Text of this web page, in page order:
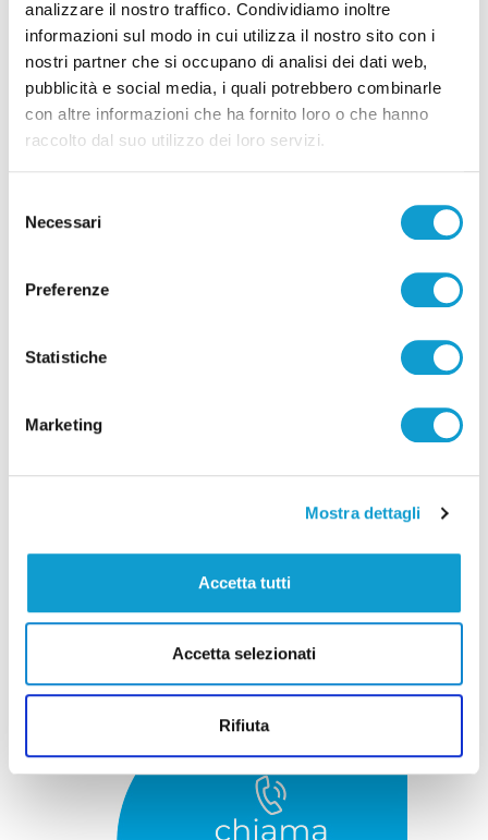
analizzare il nostro traffico. Condividiamo inoltre
informazioni sul modo in cui utilizza il nostro sito con i
nostri partner che si occupano di analisi dei dati web,
pubblicità e social media, i quali potrebbero combinarle
con altre informazioni che ha fornito loro o che hanno
raccolto dal suo utilizzo dei loro servizi.
delNecessari
Preferenze
Statistiche
Marketing
Mostra dettagli
Accetta tutti
Accetta selezionati
Rifiuta
Pubblicità